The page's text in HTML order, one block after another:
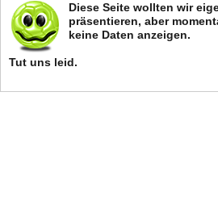
Diese Seite wollten wir
präsentieren, aber
keine Daten anzeigen.
Tut uns leid.